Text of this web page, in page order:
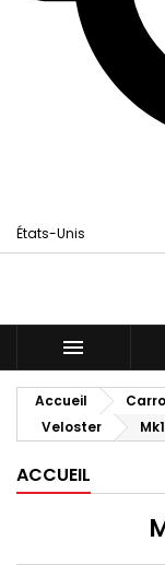
États-Unis

Accueil
Veloster
ACCUEIL